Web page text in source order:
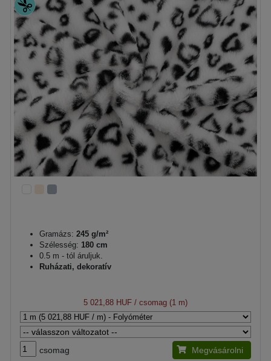
Gramázs: 245 g/m²
Szélesség: 180 cm
0.5 m - tól áruljuk.
Ruházati, dekoratív
5 021,88 HUF / csomag (1 m)
csomag Megvásárolni